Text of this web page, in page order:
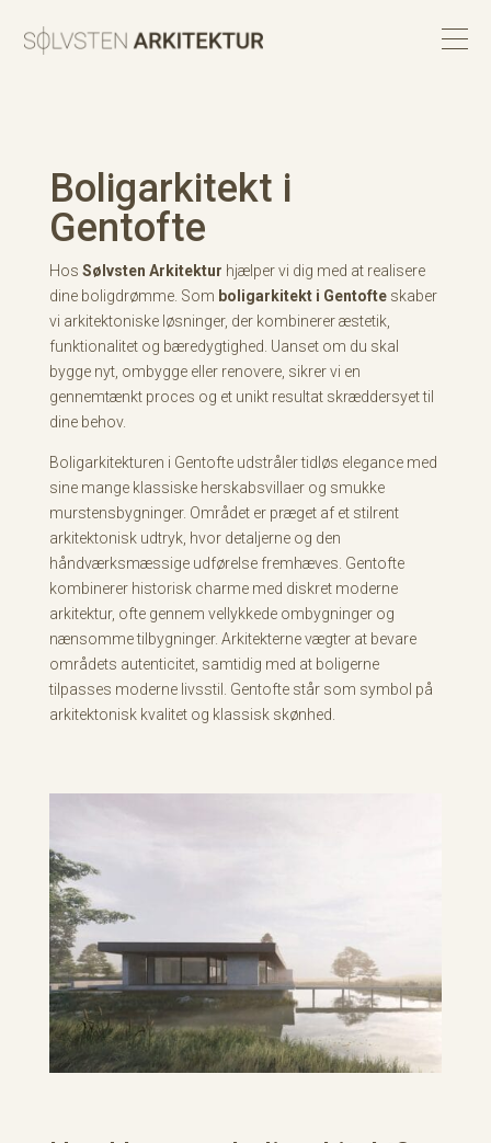
Boligarkitekt i
Gentofte
Hos Sølvsten Arkitektur hjælper vi dig med at realisere
dine boligdrømme. Som boligarkitekt i Gentofteskaber
vi arkitektoniske løsninger, der kombinerer æstetik,
funktionalitet og bæredygtighed. Uanset om du skal
bygge nyt, ombygge eller renovere, sikrer vi en
gennemtænkt proces og et unikt resultat skræddersyet til
dine behov.
Boligarkitekturen i Gentofte udstråler tidløs elegance med
sine mange klassiske herskabsvillaer og smukke
murstensbygninger. Området er præget af et stilrent
arkitektonisk udtryk, hvor detaljerne og den
håndværksmæssige udførelse fremhæves. Gentofte
kombinerer historisk charme med diskret moderne
arkitektur, ofte gennem vellykkede ombygninger og
nænsomme tilbygninger. Arkitekterne vægter at bevare
områdets autenticitet, samtidig med at boligerne
tilpasses moderne livsstil. Gentofte står som symbol på
arkitektonisk kvalitet og klassisk skønhed.